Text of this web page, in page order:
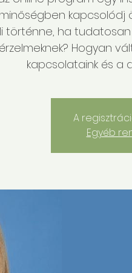
kapcsolódj
történne, ha
Hogyan
kapcsolataink és a
A
Egyéb